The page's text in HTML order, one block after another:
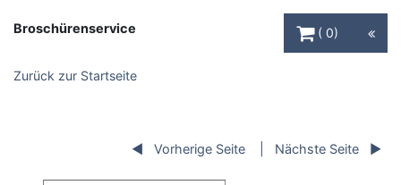
Broschürenservice
0
Zurück zur Startseite
Vorherige Seite Nächste Seite